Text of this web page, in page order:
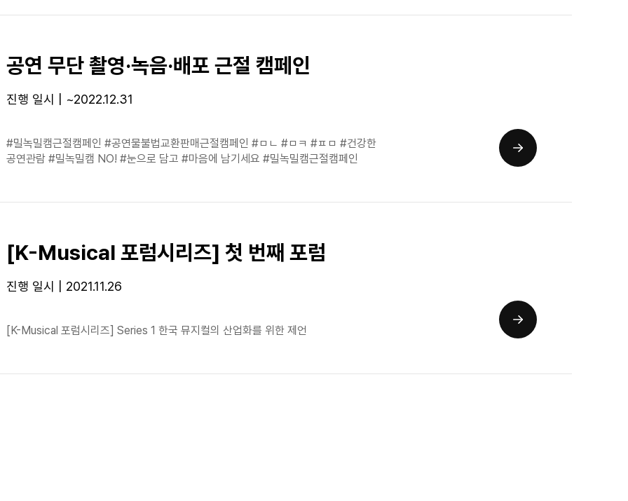
공연 무단 촬영·녹음·배포 근절 캠페인
진행 일시 | ~2022.12.31
#밀녹밀캠근절캠페인 #공연물불법교환판매근절캠페인 #ㅁㄴ #ㅁㅋ #ㅍㅁ #건강한
공연관람 #밀녹밀캠 NO! #눈으로 담고 #마음에 남기세요 #밀녹밀캠근절캠페인
[K-Musical 포럼시리즈] 첫 번째 포럼
진행 일시 | 2021.11.26
[K-Musical 포럼시리즈] Series 1 한국 뮤지컬의 산업화를 위한 제언